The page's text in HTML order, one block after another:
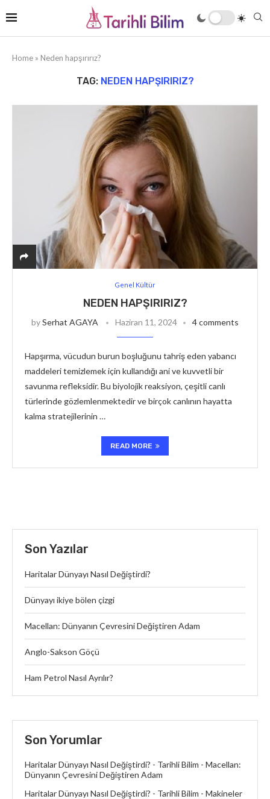
Home » Neden hapşırırız?
TAG: NEDEN HAPŞIRIRIZ?
Genel Kültür
NEDEN HAPŞIRIRIZ?
bySerhat AGAYA Haziran 11, 2024 4 comments
Hapşırma, vücudun burun boşluğunu tahriş eden yabancı
maddeleri temizlemek için kullandığı ani ve kuvvetli bir
savunma refleksidir. Bu biyolojik reaksiyon, çeşitli canlı
türlerinde gözlemlenmektedir ve birçok canlının hayatta
kalma stratejilerinin …
READ MORE
Son Yazılar
Haritalar Dünyayı Nasıl Değiştirdi?
Dünyayı ikiye bölen çizgi
Macellan: Dünyanın Çevresini Değiştiren Adam
Anglo-Sakson Göçü
Ham Petrol Nasıl Ayrılır?
Son Yorumlar
Haritalar Dünyayı Nasıl Değiştirdi? - Tarihli Bilim - Macellan:
Dünyanın Çevresini Değiştiren Adam
Haritalar Dünyayı Nasıl Değiştirdi? - Tarihli Bilim - Makineler